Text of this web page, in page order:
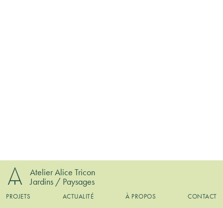
Atelier Alice Tricon
Jardins / Paysages
PROJETS ACTUALITÉ À PROPOS CONTACT